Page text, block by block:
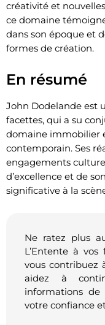
créativité et
ce domaine
dans son époque et
formes de création.
En résumé
John Dodelande est
facettes, qui a su
domaine immobilier
contemporain. Ses
engagements
d’excellence et de
significative à la
Ne ratez plus
L’Entente à vos
vous contribuez
aidez à
informations
votre confiance